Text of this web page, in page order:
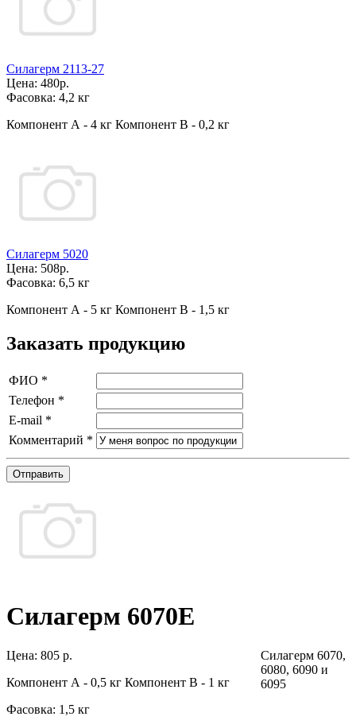
Силагерм 2113-27
Цена: 480р.
Фасовка: 4,2 кг
Компонент А - 4 кг Компонент В - 0,2 кг
Силагерм 5020
Цена: 508р.
Фасовка: 6,5 кг
Компонент А - 5 кг Компонент В - 1,5 кг
Заказать продукцию
ФИО *
Телефон *
E-mail *
Комментарий *
Отправить
Силагерм 6070Е
Цена: 805 р.
Компонент А - 0,5 кг Компонент В - 1 кг
Фасовка: 1,5 кг
Силагерм 6070,
6080, 6090 и
6095